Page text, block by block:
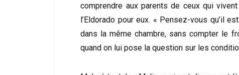
comprendre aux parents de ceux qui
l’Eldorado pour eux. « Pensez-vous qu’il
dans la même chambre, sans compter le
quand on lui pose la question sur les